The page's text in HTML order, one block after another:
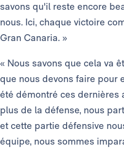
savons qu'il reste encore
nous. Ici, chaque victoire
Gran Canaria. »
« Nous savons que cela va
que nous devons faire pour
été démontré ces dernières
plus de la défense, nous
et cette partie défensive
équipe, nous sommes